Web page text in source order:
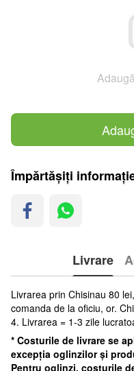
Împărtășiți
Livrare
Livrarea prin Chisinau 80
comanda de la oficiu, or.
4. Livrarea = 1-3 zile
* Costurile de livrare se
excepția oglinzilor și
Pentru oglinzi, costurile